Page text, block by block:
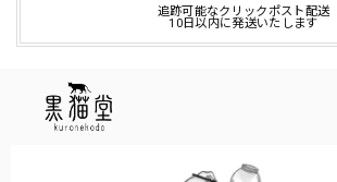
追跡可能なクリックポスト配送
10日以内に発送いたします